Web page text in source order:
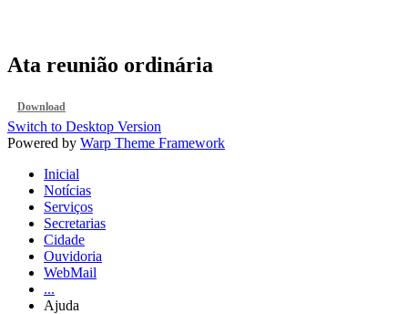
Ata reunião ordinária
Download
Switch to Desktop Version
Powered by Warp Theme Framework
Inicial
Notícias
Serviços
Secretarias
Cidade
Ouvidoria
WebMail
...
Ajuda